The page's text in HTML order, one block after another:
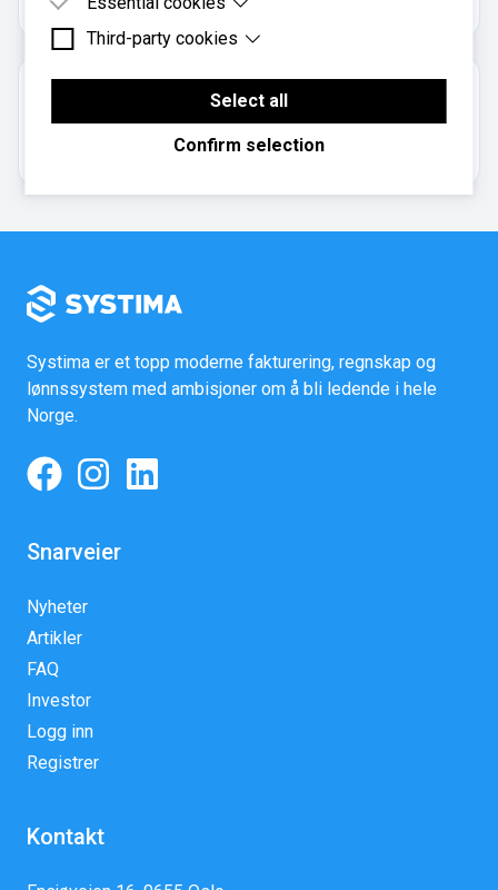
Om regnskapsbyrået
Essential cookies are cookies that are needed for
Third-party cookies
Third-party cookies are cookies set by third-party
software to enable features such as Google
Maps.
Select all
Confirm selection
Systima er et topp moderne fakturering, regnskap og
lønnssystem med ambisjoner om å bli ledende i hele
Norge.
Snarveier
Nyheter
Artikler
FAQ
Investor
Logg inn
Registrer
Kontakt